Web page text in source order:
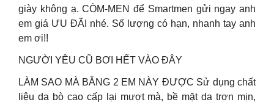
giày không ạ. CÒM-MEN để Smartmen gửi ngay anh
em giá ƯU ĐÃI nhé. Số lượng có hạn, nhanh tay anh
em ơi!!
NGƯỜI YÊU CŨ BƠI HẾT VÀO ĐÂY
LÀM SAO MÀ BẰNG 2 EM NÀY ĐƯỢC Sử dụng chất
liệu da bò cao cấp lại mượt mà, bề mặt da trơn mịn,